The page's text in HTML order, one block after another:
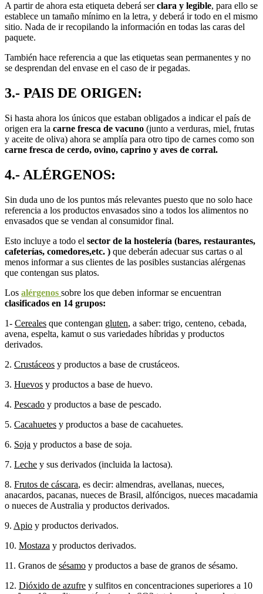
A partir de ahora esta etiqueta deberá serclara y legible, para ello se
establece un tamaño mínimo en la letra, y deberá ir todo en el mismo
sitio. Nada de ir recopilando la información en todas las caras del
paquete.
También hace referencia a que las etiquetas sean permanentes y no
se desprendan del envase en el caso de ir pegadas.
3.- PAIS DE ORIGEN:
Si hasta ahora los únicos que estaban obligados a indicar el país de
origen era la carne fresca de vacuno (junto a verduras, miel, frutas
y aceite de oliva) ahora se amplía para otro tipo de carnes como son
carne fresca de cerdo, ovino, caprino y aves de corral.
4.- ALÉRGENOS:
Sin duda uno de los puntos más relevantes puesto que no solo hace
referencia a los productos envasados sino a todos los alimentos no
envasados que se vendan al consumidor final.
Esto incluye a todo el sector de la hostelería (bares, restaurantes,
cafeterías, comedores,etc. ) que deberán adecuar sus cartas o al
menos informar a sus clientes de las posibles sustancias alérgenas
que contengan sus platos.
Los alérgenos sobre los que deben informar se encuentran
clasificados en 14 grupos:
1- Cereales que contengan gluten, a saber: trigo, centeno, cebada,
avena, espelta, kamut o sus variedades híbridas y productos
derivados.
2. Crustáceos y productos a base de crustáceos.
3. Huevos y productos a base de huevo.
4. Pescado y productos a base de pescado.
5. Cacahuetes y productos a base de cacahuetes.
6. Soja y productos a base de soja.
7. Leche y sus derivados (incluida la lactosa).
8. Frutos de cáscara, es decir: almendras, avellanas, nueces,
anacardos, pacanas, nueces de Brasil, alfóncigos, nueces macadamia
o nueces de Australia y productos derivados.
9. Apio y productos derivados.
10. Mostaza y productos derivados.
11. Granos de sésamo y productos a base de granos de sésamo.
12. Dióxido de azufre y sulfitos en concentraciones superiores a 10